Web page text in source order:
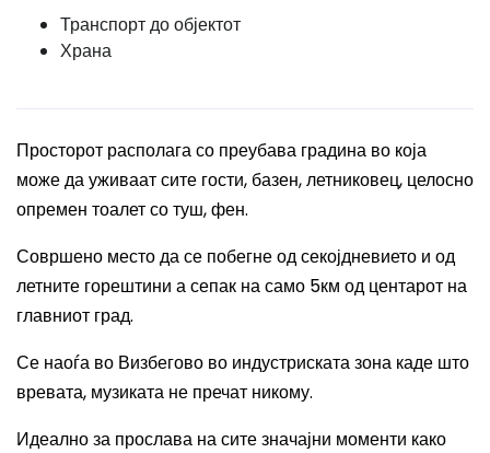
Транспорт до објектот
Храна
Просторот располага со преубава градина во која
може да уживаат сите гости, базен, летниковец, целосно
опремен тоалет со туш, фен.
Совршено место да се побегне од секојдневието и од
летните горештини а сепак на само 5км од центарот на
главниот град.
Се наоѓа во Визбегово во индустриската зона каде што
вревата, музиката не пречат никому.
Идеално за прослава на сите значајни моменти како